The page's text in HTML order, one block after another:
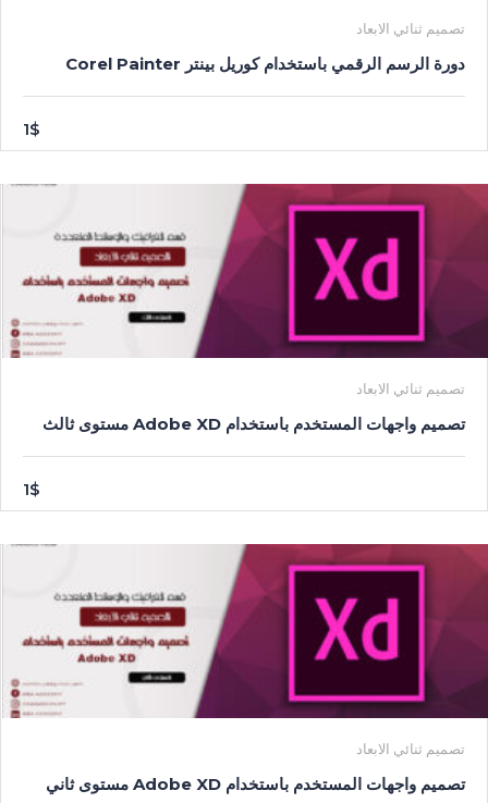
تصميم ثنائي الابعاد
دورة الرسم الرقمي باستخدام كوريل بينتر Corel Painter
1$
تصميم ثنائي الابعاد
تصميم واجهات المستخدم باستخدام Adobe XD مستوى ثالث
1$
تصميم ثنائي الابعاد
تصميم واجهات المستخدم باستخدام Adobe XD مستوى ثاني